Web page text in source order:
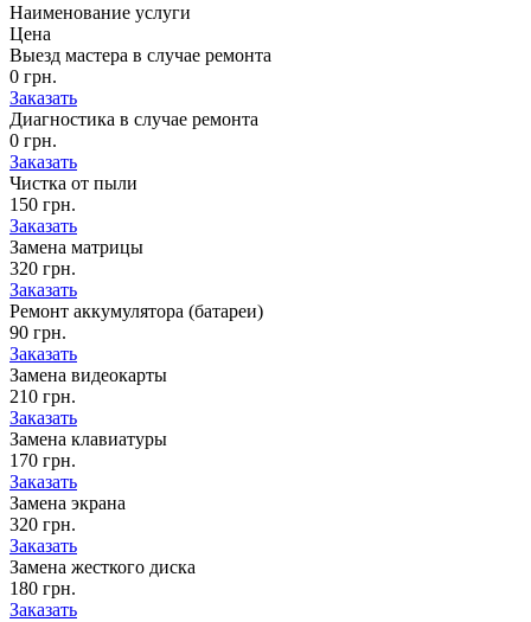
Наименование услуги
Цена
Выезд мастера в случае ремонта
0 грн.
Заказать
Диагностика в случае ремонта
0 грн.
Заказать
Чистка от пыли
150 грн.
Заказать
Замена матрицы
320 грн.
Заказать
Ремонт аккумулятора (батареи)
90 грн.
Заказать
Замена видеокарты
210 грн.
Заказать
Замена клавиатуры
170 грн.
Заказать
Замена экрана
320 грн.
Заказать
Замена жесткого диска
180 грн.
Заказать